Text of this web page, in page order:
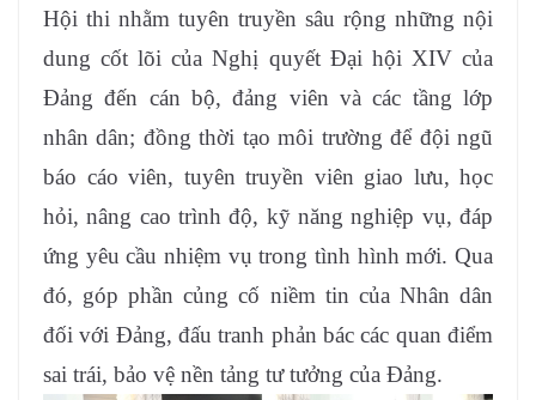
Hội thi nhằm tuyên truyền sâu rộng những nội
dung cốt lõi của Nghị quyết Đại hội XIV của
Đảng đến cán bộ, đảng viên và các tầng lớp
nhân dân; đồng thời tạo môi trường để đội ngũ
báo cáo viên, tuyên truyền viên giao lưu, học
hỏi, nâng cao trình độ, kỹ năng nghiệp vụ, đáp
ứng yêu cầu nhiệm vụ trong tình hình mới. Qua
đó, góp phần củng cố niềm tin của Nhân dân
đối với Đảng, đấu tranh phản bác các quan điểm
sai trái, bảo vệ nền tảng tư tưởng của Đảng.